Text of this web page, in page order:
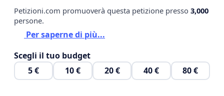
Petizioni.com promuoverà questa petizione presso 3,000
persone.
Per saperne di più...
Scegli il tuo budget
5 €
10 € 20 € 40 € 80 €